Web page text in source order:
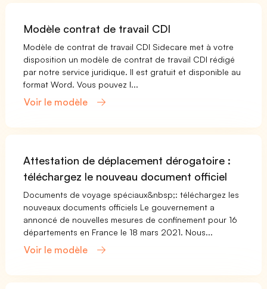
Modèle contrat de travail CDI
Modèle de contrat de travail CDI Sidecare met à votre
disposition un modèle de contrat de travail CDI rédigé
par notre service juridique. Il est gratuit et disponible au
format Word. Vous pouvez l...
Voir le modèle
Attestation de déplacement dérogatoire :
téléchargez le nouveau document officiel
Documents de voyage spéciaux&nbsp;: téléchargez les
nouveaux documents officiels Le gouvernement a
annoncé de nouvelles mesures de confinement pour 16
départements en France le 18 mars 2021. Nous...
Voir le modèle